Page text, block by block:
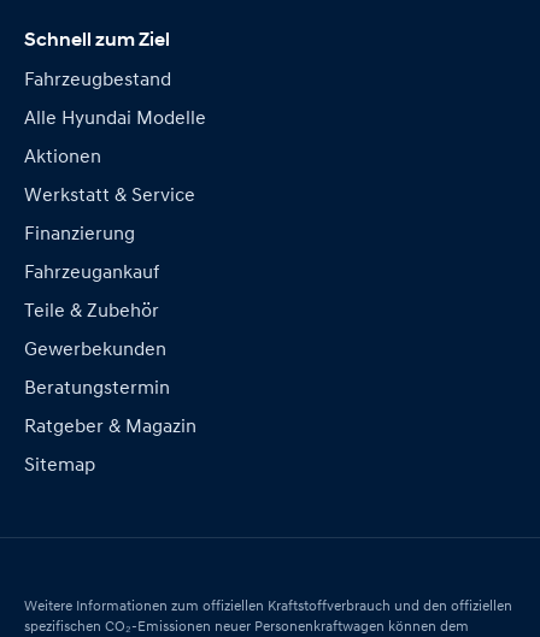
Schnell zum Ziel
Fahrzeugbestand
Alle Hyundai Modelle
Aktionen
Werkstatt & Service
Finanzierung
Fahrzeugankauf
Teile & Zubehör
Gewerbekunden
Beratungstermin
Ratgeber & Magazin
Sitemap
Weitere Informationen zum offiziellen Kraftstoffverbrauch und den offiziellen
spezifischen CO₂-Emissionen neuer Personenkraftwagen können dem